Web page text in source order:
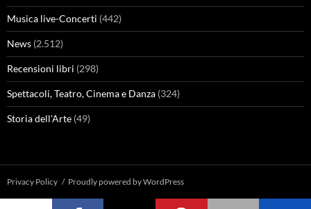
Musica live-Concerti (442)
News (2.512)
Recensioni libri (298)
Spettacoli, Teatro, Cinema e Danza (324)
Storia dell'Arte (49)
Privacy Policy Proudly powered by WordPress